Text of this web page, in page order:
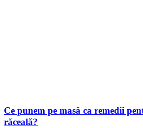
Ce punem pe masă ca remedii
răceală?